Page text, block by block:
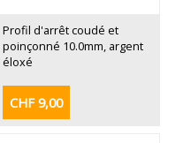
Profil d'arrêt coudé et
poinçonné 10.0mm, argent
éloxé
CHF 9,00